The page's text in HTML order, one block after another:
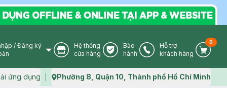
User Icon
/ Đăng ký
Store Icon
Hệ thống
cửa hàng
Warranty Icon
Bảo
hành
Phone Icon
Hỗ trợ
khách hàng
Cart
0
ứng dụng Map icon
Phường 8, Quận 10, Thành phố Hồ Chí Minh